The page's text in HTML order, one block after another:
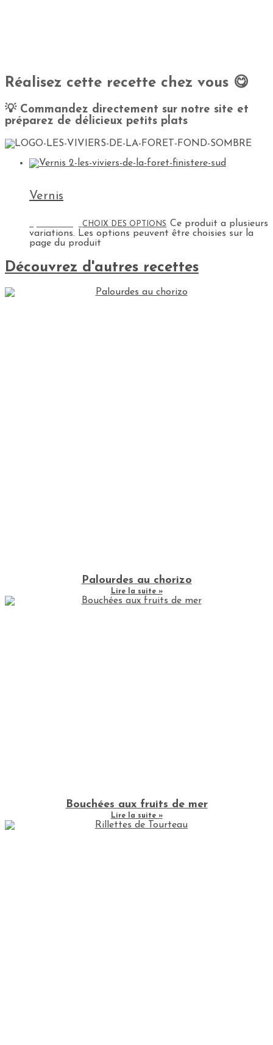
Réalisez cette recette chez vous 😋
💡 Commandez directement sur notre site et
préparez de délicieux petits plats
Vernis
CHOIX DES OPTIONS Ce produit a plusieurs
variations. Les options peuvent être choisies sur la
page du produit
Découvrez d'autres recettes
Palourdes au chorizo
Lire la suite »
Bouchées aux fruits de mer
Lire la suite »